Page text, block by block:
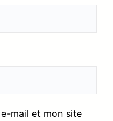
mail et mon site